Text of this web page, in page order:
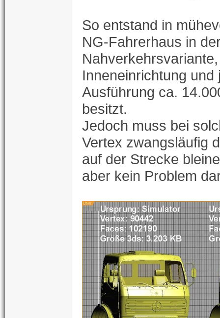
So entstand in
NG-Fahrerhaus in
Inneneinrichtung und
Ausführung ca.
besitzt.
Jedoch muss bei
Vertex zwangsläufig
auf der Strecke
aber kein Problem